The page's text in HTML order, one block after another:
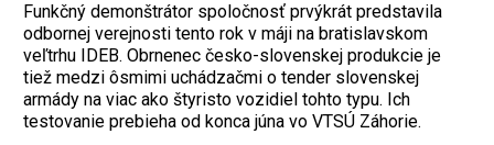
Funkčný demonštrátor spoločnosť prvýkrát predstavila
odbornej verejnosti tento rok v máji na bratislavskom
veľtrhu IDEB. Obrnenec česko-slovenskej produkcie je
tiež medzi ôsmimi uchádzačmi o tender slovenskej
armády na viac ako štyristo vozidiel tohto typu. Ich
testovanie prebieha od konca júna vo VTSÚ Záhorie.